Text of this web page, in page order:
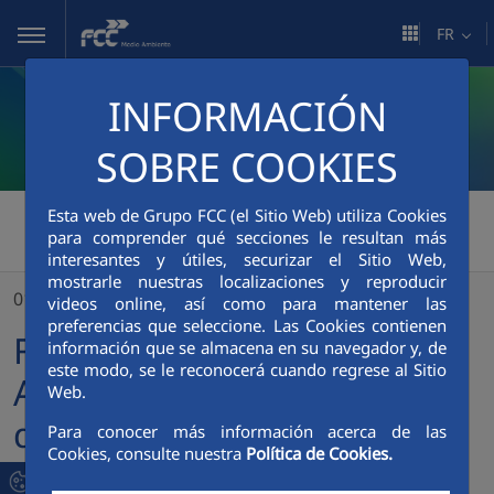
Saut au contenu principal
INFORMACIÓN
SOBRE COOKIES
Esta web de Grupo FCC (el Sitio Web) utiliza Cookies
para comprender qué secciones le resultan más
interesantes y útiles, securizar el Sitio Web,
mostrarle nuestras localizaciones y reproducir
videos online, así como para mantener las
preferencias que seleccione. Las Cookies contienen
información que se almacena en su navegador y, de
este modo, se le reconocerá cuando regrese al Sitio
Web.
Para conocer más información acerca de las
Cookies, consulte nuestra Política de Cookies.
FR
FCC Medio Ambiente >
FCC Servicios Medio Ambiente fait l’acquisition des activités françaises d’ESG
01/08/2024
FCC Servicios Medio
Ambiente fait l’acquisition
des activités françaises
d’ESG